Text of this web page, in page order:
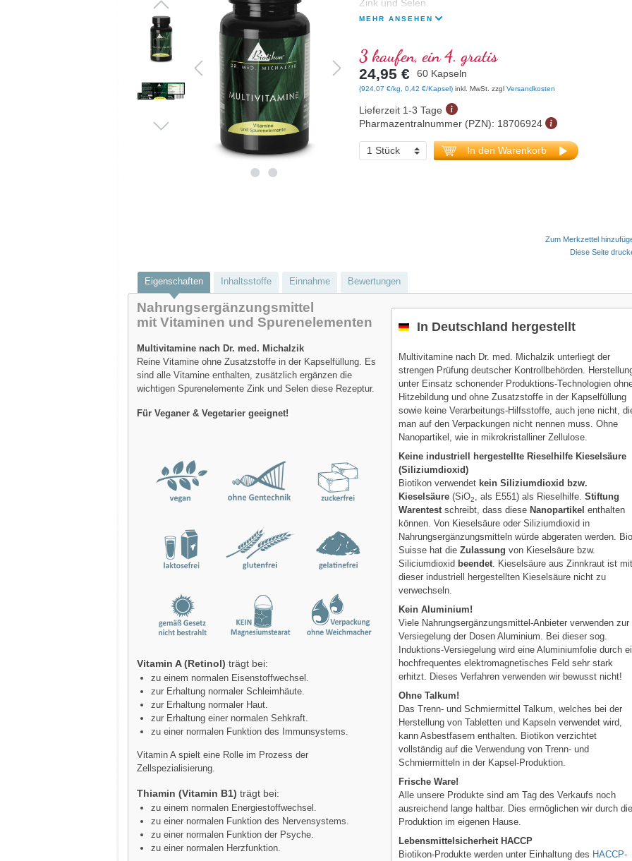
Zink und Selen.
MEHR ANSEHEN
3 kaufen, ein 4. gratis
24,95 € 60 Kapseln
(924,07 €/kg, 0,42 €/Kapsel) inkl. MwSt. zzgl Versandkosten
Lieferzeit 1-3 Tage
Pharmazentralnummer (PZN): 18706924
In den Warenkorb
Zum Merkzettel
Diese Seite
Eigenschaften Inhaltsstoffe Einnahme Bewertungen
Nahrungsergänzungsmittel
mit Vitaminen und Spurenelementen
Multivitamine nach Dr. med. Michalzik
Reine Vitamine ohne Zusatzstoffe in der Kapselfüllung. Es
sind alle Vitamine enthalten, zusätzlich ergänzen die
wichtigen Spurenelemente Zink und Selen diese Rezeptur.
Für Veganer & Vegetarier geeignet!
Vitamin A (Retinol) trägt bei:
zu einem normalen Eisenstoffwechsel.
zur Erhaltung normaler Schleimhäute.
zur Erhaltung normaler Haut.
zur Erhaltung einer normalen Sehkraft.
zu einer normalen Funktion des Immunsystems.
Vitamin A spielt eine Rolle im Prozess der
Zellspezialisierung.
Thiamin (Vitamin B1) trägt bei:
zu einem normalen Energiestoffwechsel.
zu einer normalen Funktion des Nervensystems.
zu einer normalen Funktion der Psyche.
zu einer normalen Herzfunktion.
In Deutschland hergestellt
Multivitamine nach Dr. med. Michalzik unterliegt der
strengen Prüfung deutscher Kontrollbehörden.
unter Einsatz schonender Produktions-Technologien
Hitzebildung und ohne Zusatzstoffe in der Kapselfüllung
sowie keine Verarbeitungs-Hilfsstoffe, auch jene nicht,
man auf den Verpackungen nicht nennen muss. Ohne
Nanopartikel, wie in mikrokristalliner Zellulose.
Keine industriell hergestellte Rieselhilfe Kieselsäure
(Siliziumdioxid)
Biotikon verwendet kein Siliziumdioxid bzw.
Kieselsäure (SiO2, als E551) als Rieselhilfe.Stiftung
Warentestschreibt, dass diese Nanopartikel enthalten
können. Von Kieselsäure oder Siliziumdioxid in
Nahrungsergänzungsmitteln würde abgeraten werden.
Suisse hat dieZulassung von Kieselsäure bzw.
Siliciumdioxid beendet. Kieselsäure aus Zinnkraut ist
dieser industriell hergestellten Kieselsäure nicht zu
verwechseln.
Kein Aluminium!
Viele Nahrungsergänzungsmittel-Anbieter verwenden zur
Versiegelung der Dosen Aluminium. Bei dieser sog.
Induktions-Versiegelung wird eine Aluminiumfolie durch
hochfrequentes elektromagnetisches Feld sehr stark
erhitzt. Dieses Verfahren verwenden wir bewusst nicht!
Ohne Talkum!
Das Trenn- und Schmiermittel Talkum, welches bei der
Herstellung von Tabletten und Kapseln verwendet wird,
kann Asbestfasern enthalten. Biotikon verzichtet
vollständig auf die Verwendung von Trenn- und
Schmiermitteln in der Kapsel-Produktion.
Frische Ware!
Alle unsere Produkte sind am Tag des Verkaufs noch
ausreichend lange haltbar. Dies ermöglichen wir durch
Produktion im eigenen Hause.
Lebensmittelsicherheit HACCP
Biotikon-Produkte werden unter Einhaltung des HACCP-